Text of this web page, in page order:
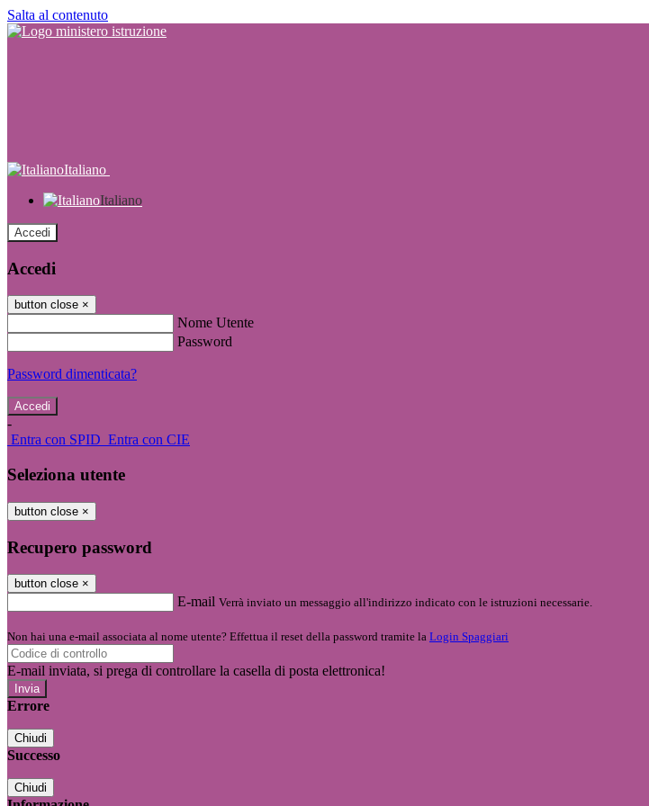
Salta al contenuto
Italiano
Italiano
Accedi
Accedi
button close ×
Nome Utente
Password
Password dimenticata?
-
Entra con SPID Entra con CIE
Seleziona utente
button close ×
Recupero password
button close ×
E-mail Verrà inviato un messaggio all'indirizzo indicato con le istruzioni necessarie.
Non hai una e-mail associata al nome utente? Effettua il reset della password tramite la Login Spaggiari
E-mail inviata, si prega di controllare la casella di posta elettronica!
Errore
Chiudi
Successo
Chiudi